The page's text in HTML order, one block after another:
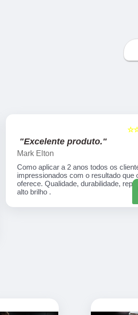
"Excelente produto."
Mark Elton
Como aplicar a 2 anos todos os
impressionados com o resultado que
oferece. Qualidade, durabilidade,
alto brilho .